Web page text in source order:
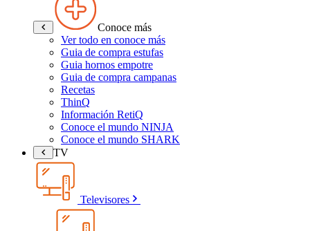
Conoce más
Ver todo en conoce más
Guia de compra estufas
Guia hornos empotre
Guia de compra campanas
Recetas
ThinQ
Información RetiQ
Conoce el mundo NINJA
Conoce el mundo SHARK
TV
Televisores